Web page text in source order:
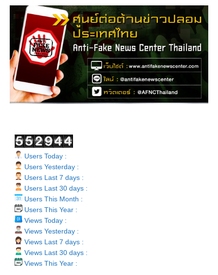
Users Today :
Users Yesterday :
Users Last 7 days :
Users Last 30 days :
Users This Month :
Users This Year :
Views Today :
Views Yesterday :
Views Last 7 days :
Views Last 30 days :
Views This Year :